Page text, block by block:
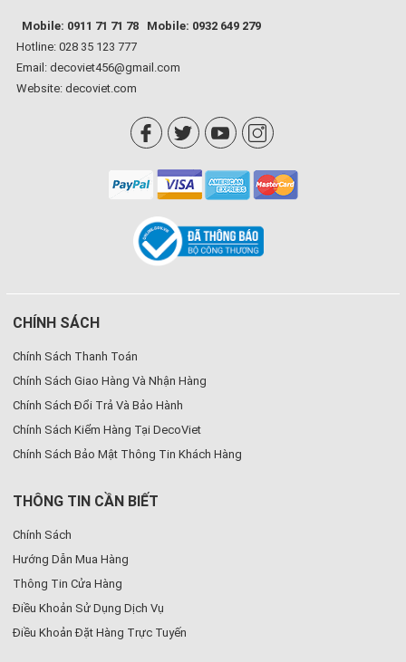
Mobile: 0911 71 71 78
Mobile: 0932 649 279
Hotline: 028 35 123 777
Email: decoviet456@gmail.com
Website: decoviet.com
CHÍNH SÁCH
Chính Sách Thanh Toán
Chính Sách Giao Hàng Và Nhận Hàng
Chính Sách Đổi Trả Và Bảo Hành
Chính Sách Kiểm Hàng Tại DecoViet
Chính Sách Bảo Mật Thông Tin Khách Hàng
THÔNG TIN CẦN BIẾT
Chính Sách
Hướng Dẫn Mua Hàng
Thông Tin Cửa Hàng
Điều Khoản Sử Dụng Dịch Vụ
Điều Khoản Đặt Hàng Trực Tuyến